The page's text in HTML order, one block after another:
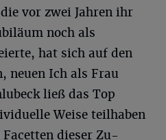
vor zwei Jahren ihr
noch als
hat sich auf den
neuen Ich als Frau
ließ das Top
Weise teilhaben
dieser Zu-